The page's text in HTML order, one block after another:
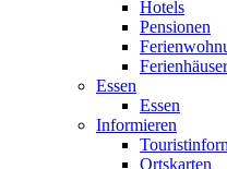
Hotels
Pensionen
Ferienhäuser
Essen
Essen
Informieren
Ortskarten